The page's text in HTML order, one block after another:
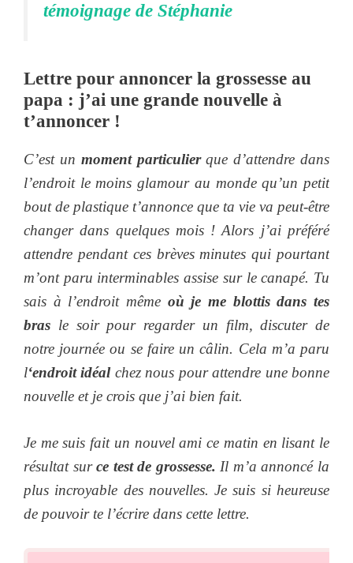
témoignage de Stéphanie
Lettre pour annoncer la grossesse au
papa : j’ai une grande nouvelle à
t’annoncer !
C’est un moment particulierque d’attendre dans
l’endroit le moins glamour au monde qu’un petit
bout de plastique t’annonce que ta vie va peut-être
changer dans quelques mois ! Alors j’ai préféré
attendre pendant ces brèves minutes qui pourtant
m’ont paru interminables assise sur le canapé. Tu
sais à l’endroit même où je me blottis dans tes
bras le soir pour regarder un film, discuter de
notre journée ou se faire un câlin. Cela m’a paru
l‘endroit idéal chez nous pour attendre une bonne
nouvelle et je crois que j’ai bien fait.
Je me suis fait un nouvel ami ce matin en lisant le
résultat surce test de grossesse. Il m’a annoncé la
plus incroyable des nouvelles. Je suis si heureuse
de pouvoir te l’écrire dans cette lettre.